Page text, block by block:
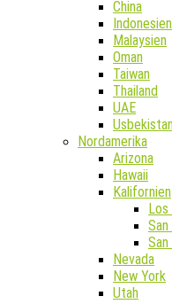
China
Indonesien
Malaysien
Oman
Taiwan
Thailand
UAE
Nordamerika
Arizona
Hawaii
Kalifornien
Los
Nevada
New York
Utah